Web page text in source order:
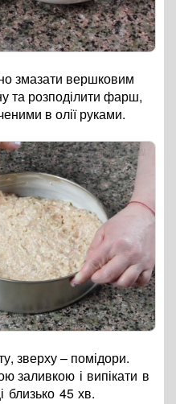
змазати вершковим
та розподілити фарш,
в олії руками.
зверху – помідори.
заливкою і випікати в
близько 45 хв.